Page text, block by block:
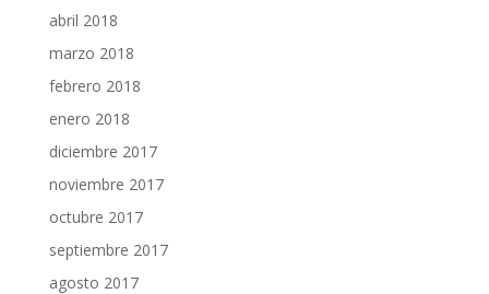
abril 2018
marzo 2018
febrero 2018
enero 2018
diciembre 2017
noviembre 2017
octubre 2017
septiembre 2017
agosto 2017